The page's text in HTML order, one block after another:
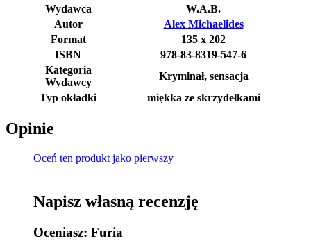
Wydawca
W.A.B.
Autor
Alex Michaelides
Format
135 x 202
ISBN
978-83-8319-547-6
Kategoria
Wydawcy
Kryminał, sensacja
Typ okładki
miękka ze skrzydełkami
Opinie
Oceń ten produkt jako pierwszy
Napisz własną recenzję
Oceniasz: Furia